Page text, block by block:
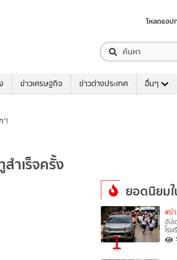
โหลดแอป
ข่าวเศรษฐกิจ ข่าวต่างประเทศ อื่นๆ
ำเร็จครั้ง
ยอดนิยม
1
#ข่
อัปเ
โรง